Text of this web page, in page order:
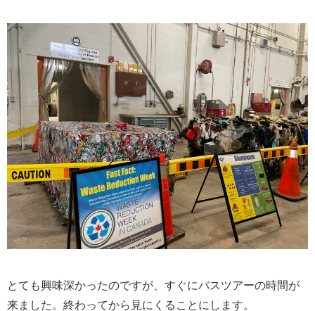
とても興味深かったのですが、すぐにバスツアーの時間が
来ました。終わってから見にくることにします。